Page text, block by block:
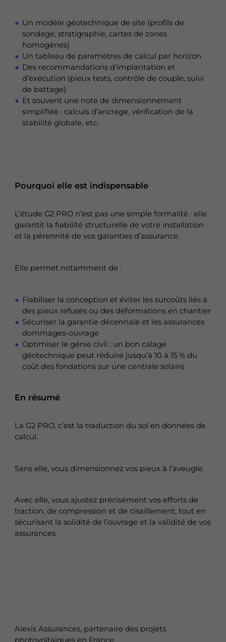
Un modèle géotechnique de site (profils de
sondage, stratigraphie, cartes de zones
homogènes)
Un tableau de paramètres de calcul par horizon
Des recommandations d’implantation et
d’exécution (pieux tests, contrôle de couple, suivi
de battage)
Et souvent une note de dimensionnement
simplifiée : calculs d’ancrage, vérification de la
stabilité globale, etc.
Pourquoi elle est indispensable
L’étude G2 PRO n’est pas une simple formalité : elle
garantit la fiabilité structurelle de votre installation
et la pérennité de vos garanties d’assurance.
Elle permet notamment de :
Fiabiliser la conception et éviter les surcoûts liés à
des pieux refusés ou des déformations en chantier
Sécuriser la garantie décennale et les assurances
dommages-ouvrage
Optimiser le génie civil : un bon calage
géotechnique peut réduire jusqu’à 10 à 15 % du
coût des fondations sur une centrale solaire
En résumé
La G2 PRO, c’est la traduction du sol en données de
calcul.
Sans elle, vous dimensionnez vos pieux à l’aveugle.
Avec elle, vous ajustez précisément vos efforts de
traction, de compression et de cisaillement, tout en
sécurisant la solidité de l’ouvrage et la validité de vos
assurances.
Alexis Assurances, partenaire des projets
photovoltaïques en France.